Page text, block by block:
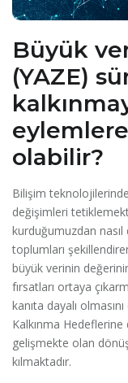
Büyük
(YAZE)
eylemlere
olabilir?
Bilişim
değişimleri
kurduğumuzdan nasıl
toplumları
büyük verinin
fırsatları ortaya
kanıta dayalı
Kalkınma
gelişmekte olan
kılmaktadır.